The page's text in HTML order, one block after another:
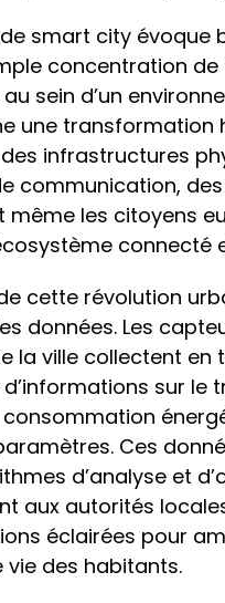
smart city évoque
concentration
sein d’un
une transformation
infrastructures
communication,
même les citoyens
connecté
cette révolution
données. Les
la ville collectent en
sur le
consommation
Ces
d’analyse et
aux autorités
éclairées pour
vie des habitants.